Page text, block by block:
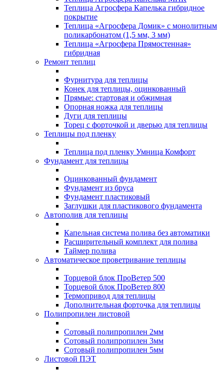
Теплица Агросфера Капелька гибридное
покрытие
Теплица «Агросфера Домик» с монолитным
поликарбонатом (1,5 мм, 3 мм)
Теплица «Агросфера Прямостенная»
гибридная
Ремонт теплиц
Фурнитура для теплицы
Конек для теплицы, оцинкованный
Прямые: стартовая и обжимная
Опорная ножка для теплицы
Дуги для теплицы
Торец с форточкой и дверью для теплицы
Теплицы под пленку
Теплица под пленку Умница Комфорт
Фундамент для теплицы
Оцинкованный фундамент
Фундамент из бруса
Фундамент пластиковый
Заглушки для пластикового фундамента
Автополив для теплицы
Капельная система полива без автоматики
Расширительный комплект для полива
Таймер полива
Автоматическое проветривание теплицы
Торцевой блок ПроВетер 500
Торцевой блок ПроВетер 800
Термопривод для теплицы
Дополнительная форточка для теплицы
Полипропилен листовой
Сотовый полипропилен 2мм
Сотовый полипропилен 3мм
Сотовый полипропилен 5мм
Листовой ПЭТ